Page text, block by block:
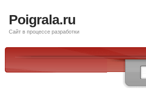
Poigrala.ru
Сайт в процессе разработки